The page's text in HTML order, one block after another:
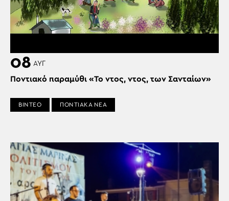
08 ΑΥΓ
Ποντιακό παραμύθι «Το ντος, ντος, των Σανταίων»
ΒΙΝΤΕΟ ΠΟΝΤΙΑΚΑ ΝΕΑ